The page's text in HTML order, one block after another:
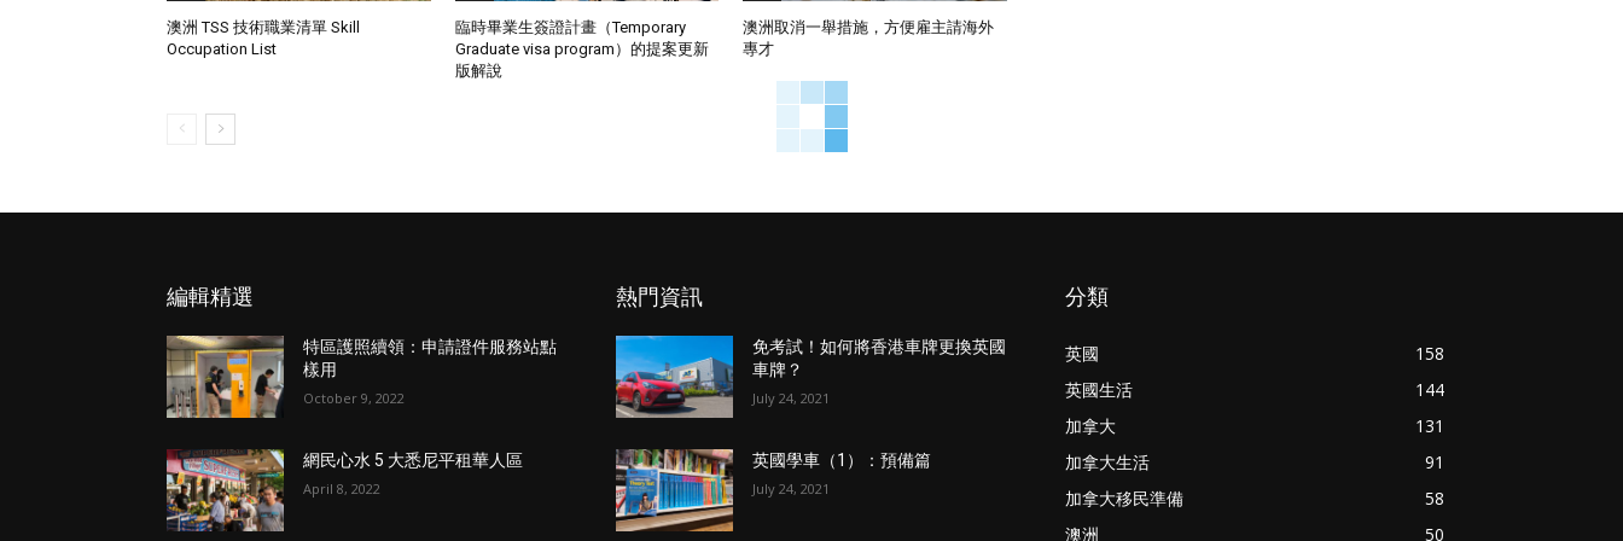
澳洲 TSS 技術職業清單 Skill
Occupation List
臨時畢業生簽證計畫（Temporary
Graduate visa program）的提案更新
版解說
澳洲取消一舉措施，方便雇主請海外
專才
編輯精選
特區護照續領：申請證件服務站點
樣用
October 9, 2022
網民心水 5 大悉尼平租華人區
April 8, 2022
熱門資訊
免考試！如何將香港車牌更換英國
車牌？
July 24, 2021
英國學車（1）：預備篇
July 24, 2021
分類
英國
158
英國生活
144
加拿大
131
加拿大生活
91
加拿大移民準備
58
澳洲
50